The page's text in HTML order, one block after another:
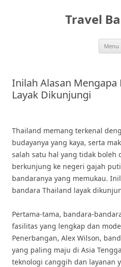
Travel
Menu
Inilah Alasan Mengapa
Layak Dikunjungi
Thailand memang terkenal
budayanya yang kaya, serta
salah satu hal yang tidak boleh
berkunjung ke negeri gajah
bandaranya yang memukau.
bandara Thailand layak
Pertama-tama, bandara-
fasilitas yang lengkap dan
Penerbangan, Alex Wilson,
yang paling maju di Asia
teknologi canggih dan layanan